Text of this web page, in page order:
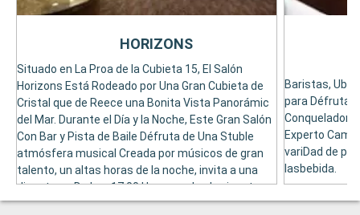
Situado en La Proa de la Cubieta 15, El Salón
Horizons Está Rodeado por Una Gran Cubieta de
Cristal que de Reece una Bonita Vista Panorámic
del Mar. Durante el Día y la Noche, Este Gran Salón
Con Bar y Pista de Baile Défruta de Una Stuble
atmósfera musical Creada por músicos de gran
talento, un altas horas de la noche, invita a una
discoteca. De Las 17.00 Horas, en los horizontes
está Desarrolla El Té de la Tarde.
HORIZONS
Baristas,
para Défrutar
Conquelador
Experto
variDad de
lasbebida.